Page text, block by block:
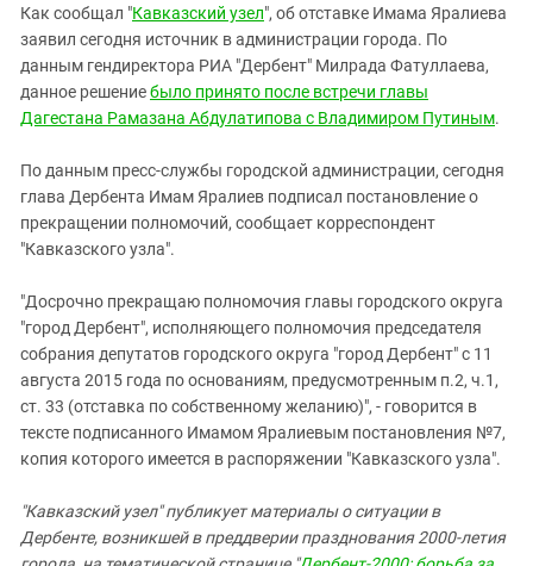
Чечня
Южная Осетия
Южный Кавказ
ЮФО
Как сообщал "Кавказский узел", об отставке Имама Яралиева
заявил сегодня источник в администрации города. По
данным гендиректора РИА "Дербент" Милрада Фатуллаева,
данное решениебыло принято после встречи главы
Дагестана Рамазана Абдулатипова с Владимиром Путиным.
По данным пресс-службы городской администрации, сегодня
глава Дербента Имам Яралиев подписал постановление о
прекращении полномочий, сообщает корреспондент
"Кавказского узла".
"Досрочно прекращаю полномочия главы городского округа
"город Дербент", исполняющего полномочия председателя
собрания депутатов городского округа "город Дербент" с 11
августа 2015 года по основаниям, предусмотренным п.2, ч.1,
ст. 33 (отставка по собственному желанию)", - говорится в
тексте подписанного Имамом Яралиевым постановления №7,
копия которого имеется в распоряжении "Кавказского узла".
"Кавказский узел" публикует материалы о ситуации в
Дербенте, возникшей в преддверии празднования 2000-летия